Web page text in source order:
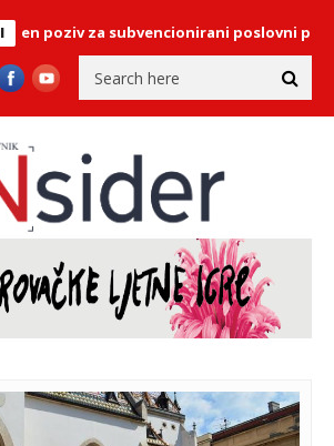
za subvencionirani poslovni prostor